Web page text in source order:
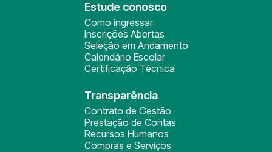
Estude conosco
Como ingressar
Inscrições Abertas
Seleção em Andamento
Calendário Escolar
Certificação Técnica
Transparência
Contrato de Gestão
Prestação de Contas
Recursos Humanos
Compras e Serviços